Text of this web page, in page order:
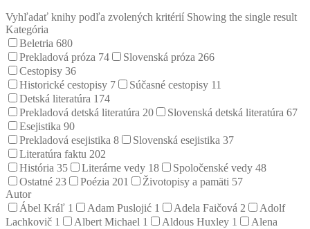
Vyhľadať knihy podľa zvolených kritérií Showing the single result
Kategória
Beletria 680
Prekladová próza 74 Slovenská próza 266
Cestopisy 36
Historické cestopisy 7 Súčasné cestopisy 11
Detská literatúra 174
Prekladová detská literatúra 20 Slovenská detská literatúra 67
Esejistika 90
Prekladová esejistika 8 Slovenská esejistika 37
Literatúra faktu 202
História 35 Literárne vedy 18 Spoločenské vedy 48
Ostatné 23 Poézia 201 Životopisy a pamäti 57
Autor
Ábel Kráľ 1 Adam Puslojić 1 Adela Faičová 2
Adolf
Lachkovič 1 Albert Michael 1 Aldous Huxley 1
Alena